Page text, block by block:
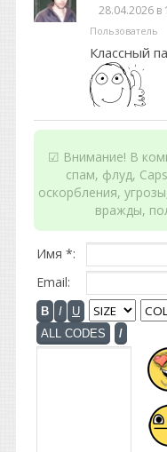
28.04.2026 в
Пользователь
Классный
☑ Внимание! В
спам, флуд,
оскорбления,
вражды,
Имя *:
Email: